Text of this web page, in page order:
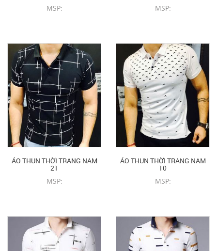
MSP:
MSP:
ÁO THUN THỜI TRANG NAM
21
MSP:
ÁO THUN THỜI TRANG NAM
10
MSP: